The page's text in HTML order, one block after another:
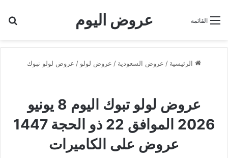
عروض اليوم القائمة
الرئيسية / عروض السعودية / عروض لولو / عروض لولو تبوك
عروض لولو تبوك اليوم 8 يونيو
2026 الموافق 22 ذو الحجة 1447
عروض على الكاميرات